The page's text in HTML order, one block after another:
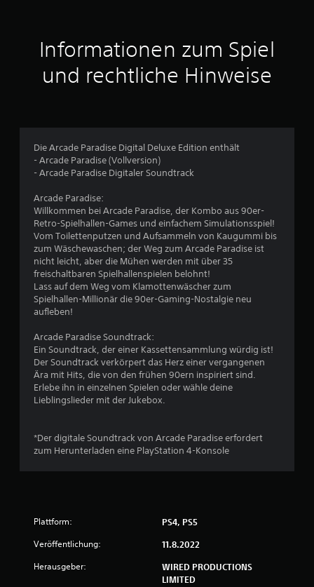
t
t
i
B
e
t
u
g
Informationen zum Spiel
und rechtliche Hinweise
Die Arcade Paradise Digital Deluxe Edition enthält
- Arcade Paradise (Vollversion)
- Arcade Paradise Digitaler Soundtrack
Arcade Paradise:
Willkommen bei Arcade Paradise, der Kombo aus 90er-
Retro-Spielhallen-Games und einfachem Simulationsspiel!
Vom Toilettenputzen und Aufsammeln von Kaugummi bis
zum Wäschewaschen; der Weg zum Arcade Paradise ist
nicht leicht, aber die Mühen werden mit über 35
freischaltbaren Spielhallenspielen belohnt!
Lass auf dem Weg vom Klamottenwäscher zum
Spielhallen-Millionär die 90er-Gaming-Nostalgie neu
aufleben!
Arcade Paradise Soundtrack:
Ein Soundtrack, der einer Kassettensammlung würdig ist!
Der Soundtrack verkörpert das Herz einer vergangenen
Ära mit Hits, die von den frühen 90ern inspiriert sind.
Erlebe ihn in einzelnen Spielen oder wähle deine
Lieblingslieder mit der Jukebox.
*Der digitale Soundtrack von Arcade Paradise erfordert
zum Herunterladen eine PlayStation 4-Konsole
Plattform: PS4, PS5
Veröffentlichung: 11.8.2022
Herausgeber:
WIRED PRODUCTIONS
LIMITED